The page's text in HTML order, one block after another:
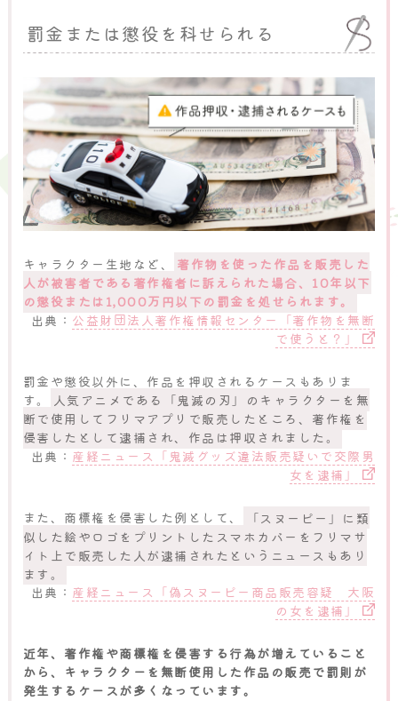
罰金または懲役を科せられる
キャラクター生地など、
著作物を使った作品を販売した
人が被害者である著作権者に訴えられた場合、10年以下
の懲役または1,000万円以下の罰金を処せられます。
出典： 公益財団法人著作権情報センター「著作物を無断
で使うと？」
罰金や懲役以外に、作品を押収されるケースもありま
す。
人気アニメである「鬼滅の刃」のキャラクターを無
断で使用してフリマアプリで販売したところ、著作権を
侵害したとして逮捕され、作品は押収されました。
出典： 産経ニュース「鬼滅グッズ違法販売疑いで交際男
女を逮捕」
また、商標権を侵害した例として、
「スヌーピー」に類
似した絵やロゴをプリントしたスマホカバーをフリマサ
イト上で販売した人が逮捕されたというニュースもあり
ます。
出典： 産経ニュース「偽スヌーピー商品販売容疑 大阪
の女を逮捕」
近年、著作権や商標権を侵害する行為が増えていること
から、キャラクターを無断使用した作品の販売で罰則が
発生するケースが多くなっています。